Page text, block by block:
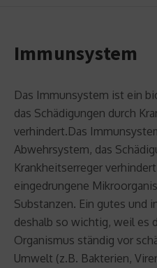
Immunsystem
Das Immunsystem ist ein
das Schädigungen durch
verhindert.Das
Abwehrsystem, das
Krankheitserreger
eingedrungene
Substanzen. Ein gutes und
deshalb so wichtig, weil es
Organismus ständig vor
Umwelt (z.B. Bakterien,